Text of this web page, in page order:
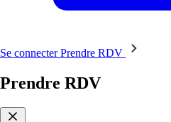
Se connecter Prendre RDV
Prendre RDV